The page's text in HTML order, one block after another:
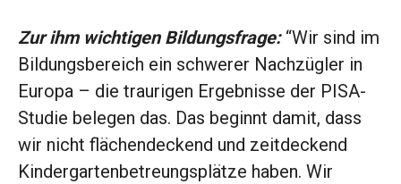
Zur ihm wichtigen Bildungsfrage:“Wir sind im
Bildungsbereich ein schwerer Nachzügler in
Europa – die traurigen Ergebnisse der PISA-
Studie belegen das. Das beginnt damit, dass
wir nicht flächendeckend und zeitdeckend
Kindergartenbetreungsplätze haben. Wir